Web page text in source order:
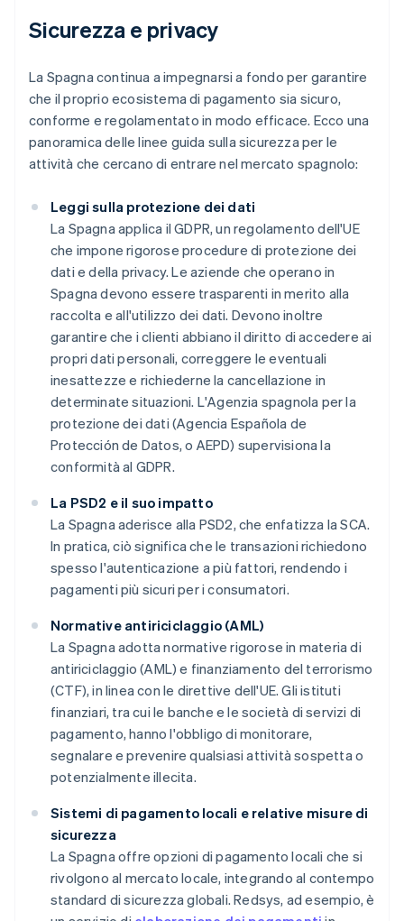
Sicurezza e privacy
La Spagna continua a impegnarsi a fondo per garantire
che il proprio ecosistema di pagamento sia sicuro,
conforme e regolamentato in modo efficace. Ecco una
panoramica delle linee guida sulla sicurezza per le
attività che cercano di entrare nel mercato spagnolo:
Leggi sulla protezione dei dati
La Spagna applica il GDPR, un regolamento dell'UE
che impone rigorose procedure di protezione dei
dati e della privacy. Le aziende che operano in
Spagna devono essere trasparenti in merito alla
raccolta e all'utilizzo dei dati. Devono inoltre
garantire che i clienti abbiano il diritto di accedere ai
propri dati personali, correggere le eventuali
inesattezze e richiederne la cancellazione in
determinate situazioni. L'Agenzia spagnola per la
protezione dei dati (Agencia Española de
Protección de Datos, o AEPD) supervisiona la
conformità al GDPR.
La PSD2 e il suo impatto
La Spagna aderisce alla PSD2, che enfatizza la SCA.
In pratica, ciò significa che le transazioni richiedono
spesso l'autenticazione a più fattori, rendendo i
pagamenti più sicuri per i consumatori.
Normative antiriciclaggio (AML)
La Spagna adotta normative rigorose in materia di
antiriciclaggio (AML) e finanziamento del terrorismo
(CTF), in linea con le direttive dell'UE. Gli istituti
finanziari, tra cui le banche e le società di servizi di
pagamento, hanno l'obbligo di monitorare,
segnalare e prevenire qualsiasi attività sospetta o
potenzialmente illecita.
Sistemi di pagamento locali e relative misure di
sicurezza
La Spagna offre opzioni di pagamento locali che si
rivolgono al mercato locale, integrando al contempo
standard di sicurezza globali. Redsys, ad esempio, è